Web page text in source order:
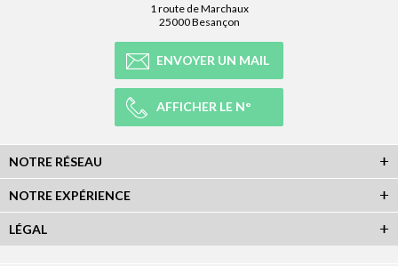
1 route de Marchaux
25000 Besançon
ENVOYER UN MAIL
AFFICHER LE N°
NOTRE RÉSEAU
NOTRE EXPÉRIENCE
LÉGAL